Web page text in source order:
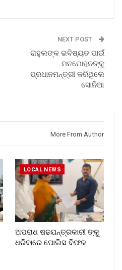
NEXT POST
ରାହୁଲଙ୍କ ଭବିଷ୍ୟତ ପାଇଁ
ମନମୋହନଙ୍କୁ
ପ୍ରଧାନମନ୍ତ୍ରୀ କରିଥିଲେ
ସୋନିଆ
More From Author
LOCAL NEWS
ଅପରାଧ ଷଢଯନ୍ତ୍ରକାରୀ ଙ୍କୁ
ଧରିବାରେ ପୋଲିସ ବିଫଳ